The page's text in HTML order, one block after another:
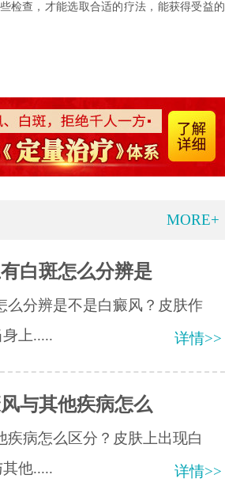
检查，才能选取合适的疗法，能获得受益的
MORE+
白斑怎么分辨是
么分辨是不是白癜风？皮肤作
上.....
详情>>
与其他疾病怎么
病怎么区分？皮肤上出现白
他.....
详情>>